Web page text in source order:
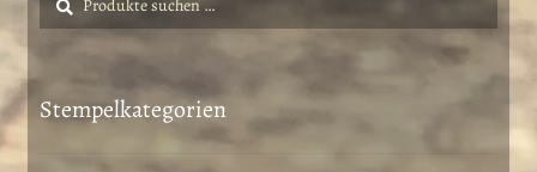
nach:
Stempelkategorien